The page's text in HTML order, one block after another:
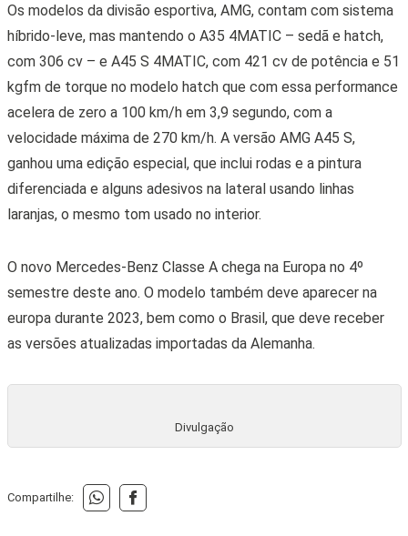
Os modelos da divisão esportiva, AMG, contam com sistema
híbrido-leve, mas mantendo o A35 4MATIC – sedã e hatch,
com 306 cv – e A45 S 4MATIC, com 421 cv de potência e 51
kgfm de torque no modelo hatch que com essa performance
acelera de zero a 100 km/h em 3,9 segundo, com a
velocidade máxima de 270 km/h. A versão AMG A45 S,
ganhou uma edição especial, que inclui rodas e a pintura
diferenciada e alguns adesivos na lateral usando linhas
laranjas, o mesmo tom usado no interior.
O novo Mercedes-Benz Classe A chega na Europa no 4º
semestre deste ano. O modelo também deve aparecer na
europa durante 2023, bem como o Brasil, que deve receber
as versões atualizadas importadas da Alemanha.
Divulgação
Compartilhe: